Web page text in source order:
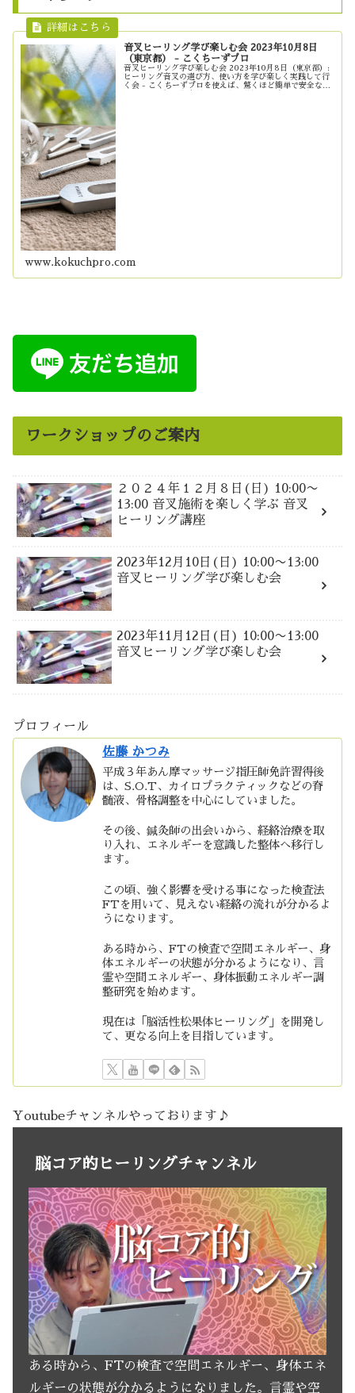
音叉ヒーリング学び楽しむ会 2023年10月8日
（東京都） - こくちーずプロ
音叉ヒーリング学び楽しむ会 2023年10月8日（東京都）:
ヒーリング音叉の選び方、使い方を学び楽しく実践して行
く会 - こくちーずプロを使えば、驚くほど簡単で安全なイ
www.kokuchpro.com
ワークショップのご案内
２０２４年１２月８日(日) 10:00〜
13:00 音叉施術を楽しく学ぶ 音叉
ヒーリング講座
2023年12月10日(日) 10:00〜13:00
音叉ヒーリング学び楽しむ会
2023年11月12日(日) 10:00〜13:00
音叉ヒーリング学び楽しむ会
プロフィール
佐藤 かつみ
平成３年あん摩マッサージ指圧師免許習得後
は、S.O.T、カイロプラクティックなどの脊
髄液、骨格調整を中心にしていました。
その後、鍼灸師の出会いから、経絡治療を取
り入れ、エネルギーを意識した整体へ移行し
ます。
この頃、強く影響を受ける事になった検査法
FTを用いて、見えない経絡の流れが分かるよ
うになります。
ある時から、FTの検査で空間エネルギー、身
体エネルギーの状態が分かるようになり、言
霊や空間エネルギー、身体振動エネルギー調
整研究を始めます。
現在は「脳活性松果体ヒーリング」を開発し
て、更なる向上を目指しています。
Youtubeチャンネルやっております♪
脳コア的ヒーリングチャンネル
ある時から、FTの検査で空間エネルギー、身体エネ
ルギーの状態が分かるようになりました。言霊や空